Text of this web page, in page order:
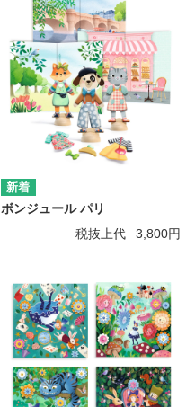
ボンジュール パリ
税抜上代
3,800円